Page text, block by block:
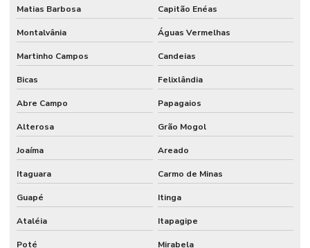
Matias Barbosa Capitão Enéas
Montalvânia Águas Vermelhas
Martinho Campos Candeias
Bicas Felixlândia
Abre Campo Papagaios
Alterosa Grão Mogol
Joaíma Areado
Itaguara Carmo de Minas
Guapé Itinga
Ataléia Itapagipe
Poté Mirabela